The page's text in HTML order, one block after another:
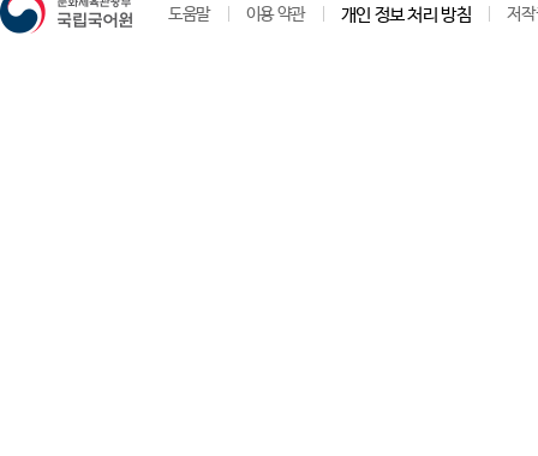
도움말 이용 약관 개인 정보 처리 방침 저